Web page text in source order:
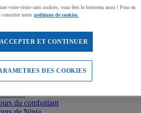
du combattant
votre visite sans cookies, vous êtes le bienvenu aussi ! Pour en
consulter notre politique de cookies.
ACCEPTER ET CONTINUER
DES COOKIES